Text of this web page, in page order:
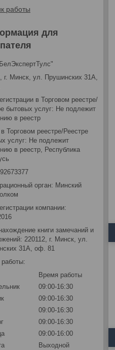
работы
для
г. Минск, ул. Прушинских 31А,
в Торговом реестре/
бытовых услуг: Не подлежит
в реестр
Торговом реестре/Реестре
услуг: Не подлежит
в реестр, Республика
орган: Минский
компании:
книги замечаний и
220112, г. Минск, ул.
31А, оф. 81
Время работы
09:00-16:30
09:00-16:30
09:00-16:30
09:00-16:30
09:00-16:00
Выходной